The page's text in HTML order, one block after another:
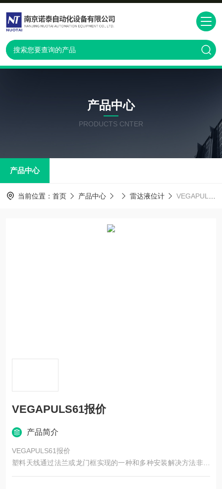
产品中心
PRODUCTS CNTER
产品中心
当前位置： 首页 产品中心 雷达液位计 VEGAPULS61报价
VEGAPULS61报价
产品简介
VEGAPULS61报价
塑料天线通过法兰或龙门框实现的一种和多种安装解决方法非常
经济实惠。